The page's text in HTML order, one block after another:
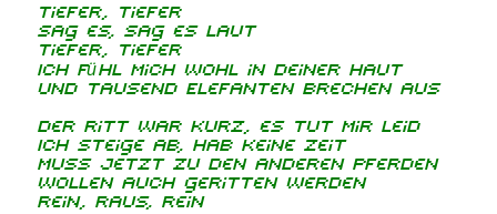
Tiefer, tiefer
Sag es, sag es laut
Tiefer, tiefer
Ich fühl mich wohl in deiner Haut
Und tausend Elefanten brechen aus
Der Ritt war kurz, es tut mir leid
Ich steige ab, hab keine Zeit
Muss jetzt zu den anderen Pferden
Wollen auch geritten werden
Rein, raus, rein